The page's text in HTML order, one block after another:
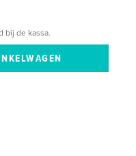
bij de kassa.